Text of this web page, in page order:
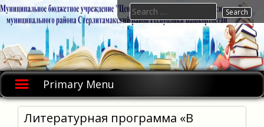
Skip
to
Primary Menu
Search
for:
Литературная программа «В